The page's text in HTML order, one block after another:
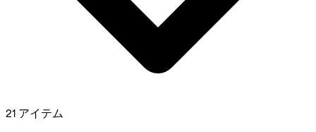
21 アイテム